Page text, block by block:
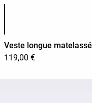
Liste des couleurs du
Veste longue
119,00 €